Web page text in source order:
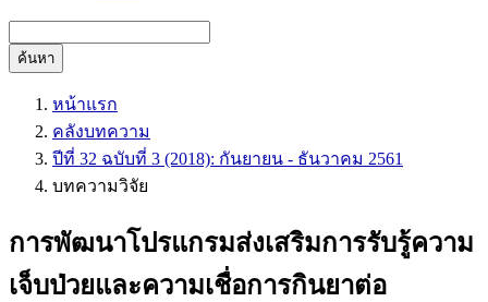
ค้นหา
หน้าแรก
คลังบทความ
ปีที่ 32 ฉบับที่ 3 (2018): กันยายน - ธันวาคม 2561
บทความวิจัย
การพัฒนาโปรแกรมส่งเสริมการรับรู้ความ
เจ็บป่วยและความเชื่อการกินยาต่อ